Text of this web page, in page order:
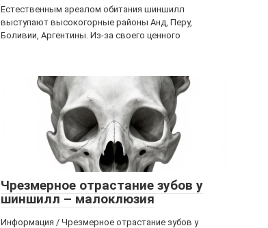
Естественным ареалом обитания шиншилл
выступают высокогорные районы Анд, Перу,
Боливии, Аргентины. Из-за своего ценного
Чрезмерное отрастание зубов у
шиншилл – малоклюзия
Информация / Чрезмерное отрастание зубов у